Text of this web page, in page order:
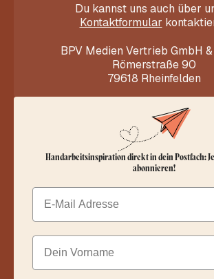
Du kannst uns auch über
Kontaktformular
BPV Medien Vertrieb GmbH &
Römerstraße 90
79618 Rheinfelden
Handarbeitsinspiration direkt in dein Postfach:
abonnieren!
Email
Dein Vorname